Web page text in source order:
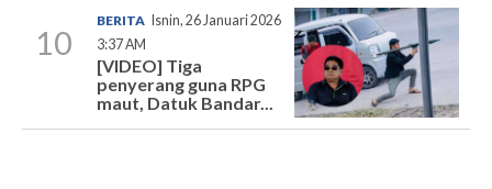
10
BERITA Isnin, 26 Januari 2026
3:37 AM
[VIDEO] Tiga
penyerang guna RPG
maut, Datuk Bandar...